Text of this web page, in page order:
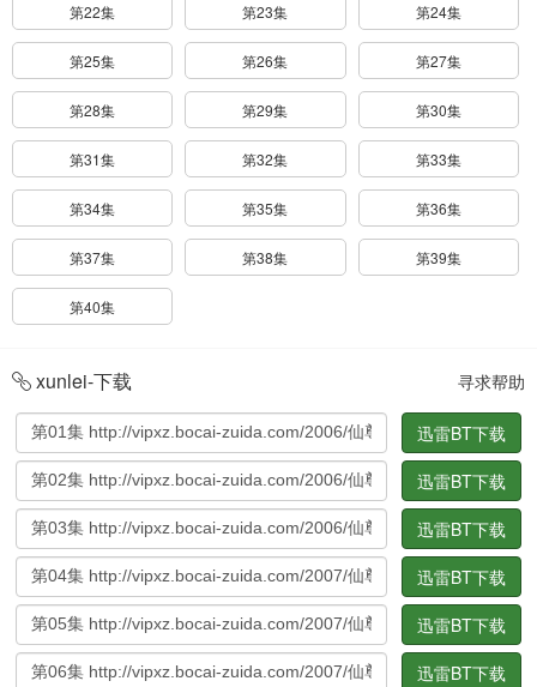
第22集 第23集 第24集
第25集 第26集 第27集
第28集 第29集 第30集
第31集 第32集 第33集
第34集 第35集 第36集
第37集 第38集 第39集
第40集
寻求帮助
xunlei-下载
迅雷BT下载
迅雷BT下载
迅雷BT下载
迅雷BT下载
迅雷BT下载
迅雷BT下载